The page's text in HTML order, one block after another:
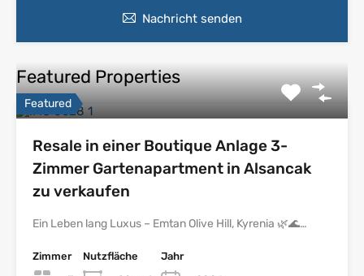
Nachricht senden
Featured Properties
Featured
Resale in einer Boutique Anlage 3-
Zimmer Gartenapartment in Alsancak
zu verkaufen
Ein Leben lang Luxus – Emtan Olive Hill, Kyrenia 🌿🌊…
Zimmer
Nutzfläche
Jahr